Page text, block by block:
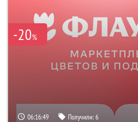
-20%
06:16:48 Получили:6